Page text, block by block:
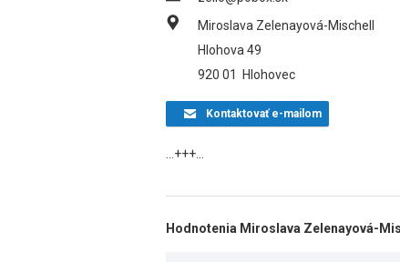
Miroslava Zelenayová-Mischell
Hlohova 49
920 01
Hlohovec
Kontaktovaťe-mailom
...+++...
Hodnotenia Miroslava Zelenayová-